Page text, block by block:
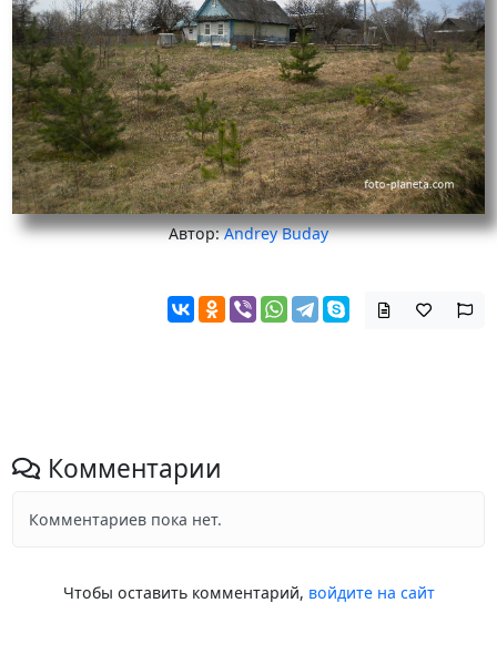
Автор:Andrey Buday
Комментарии
Комментариев пока нет.
Чтобы оставить комментарий, войдите на сайт